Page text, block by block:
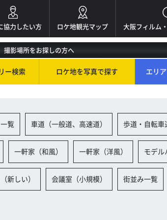
協力したい方 ロケ地観光マップ 大阪フィルム
撮影場所をお探しの方へ
ー検索 ロケ地を写真で探す エリ
覧 車道（一般道、高速道） 歩道・自転車
一軒家（和風） 一軒家（洋風） モデル
新しい） 会議室（小規模） 街並み一覧